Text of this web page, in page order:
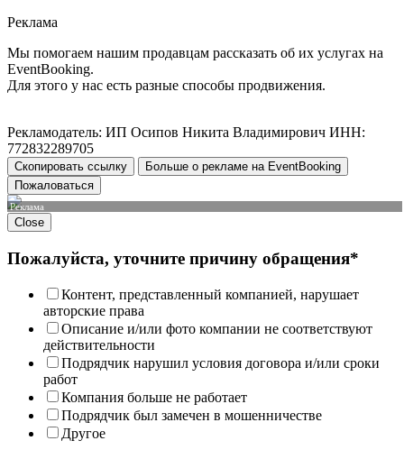
Реклама
Мы помогаем нашим продавцам рассказать об их услугах на
EventBooking.
Для этого у нас есть разные способы продвижения.
Рекламодатель: ИП Осипов Никита Владимирович ИНН:
772832289705
Скопировать ссылку
Больше о рекламе на EventBooking
Пожаловаться
Реклама
Close
Пожалуйста, уточните причину обращения*
Контент, представленный компанией, нарушает
авторские права
Описание и/или фото компании не соответствуют
действительности
Подрядчик нарушил условия договора и/или сроки
работ
Компания больше не работает
Подрядчик был замечен в мошенничестве
Другое